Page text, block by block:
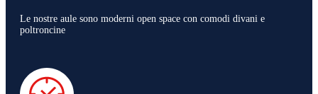
Le nostre aule sono moderni open space con comodi divani e
poltroncine